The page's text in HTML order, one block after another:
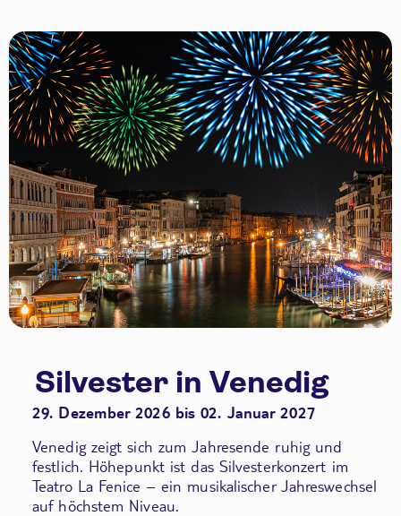
Silvester in Venedig
29. Dezember 2026 bis 02. Januar 2027
Venedig zeigt sich zum Jahresende ruhig und
festlich. Höhepunkt ist das Silvesterkonzert im
Teatro La Fenice – ein musikalischer Jahreswechsel
auf höchstem Niveau.